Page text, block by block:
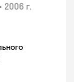
• 2006 г.